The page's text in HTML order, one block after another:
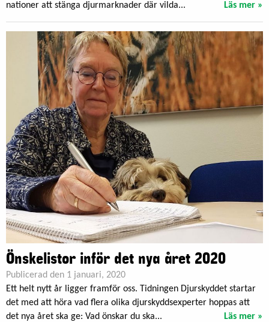
nationer att stänga djurmarknader där vilda...
Läs mer »
Önskelistor inför det nya året 2020
Publicerad den 1 januari, 2020
Ett helt nytt år ligger framför oss. Tidningen Djurskyddet startar
det med att höra vad flera olika djurskyddsexperter hoppas att
det nya året ska ge: Vad önskar du ska...
Läs mer »